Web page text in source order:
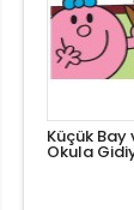
Küçük
Okula